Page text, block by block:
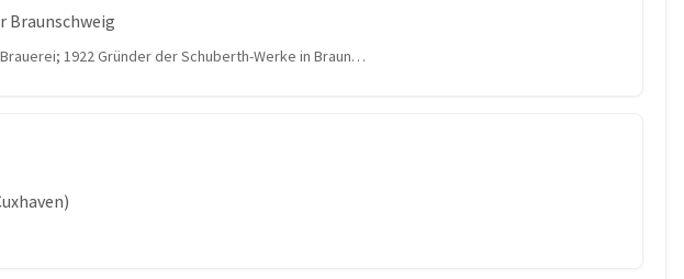
Braunschweig
1922 Gründer der Schuberth-Werke in Braun…